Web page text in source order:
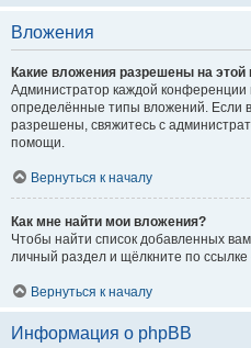
Вложения
Какие вложения разрешены на
Администратор каждой
определённые типы вложений. Если
разрешены, свяжитесь с
помощи.
Вернуться к началу
Как мне найти мои вложения?
Чтобы найти список добавленных
личный раздел и щёлкните по
Вернуться к началу
Информация о phpBB